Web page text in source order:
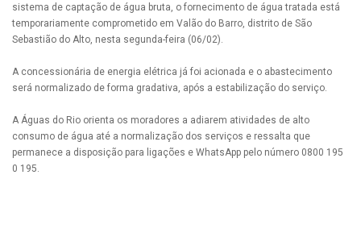
sistema de captação de água bruta, o fornecimento de água tratada está
temporariamente comprometido em Valão do Barro, distrito de São
Sebastião do Alto, nesta segunda-feira (06/02).
A concessionária de energia elétrica já foi acionada e o abastecimento
será normalizado de forma gradativa, após a estabilização do serviço.
A Águas do Rio orienta os moradores a adiarem atividades de alto
consumo de água até a normalização dos serviços e ressalta que
permanece a disposição para ligações e WhatsApp pelo número 0800 195
0 195.